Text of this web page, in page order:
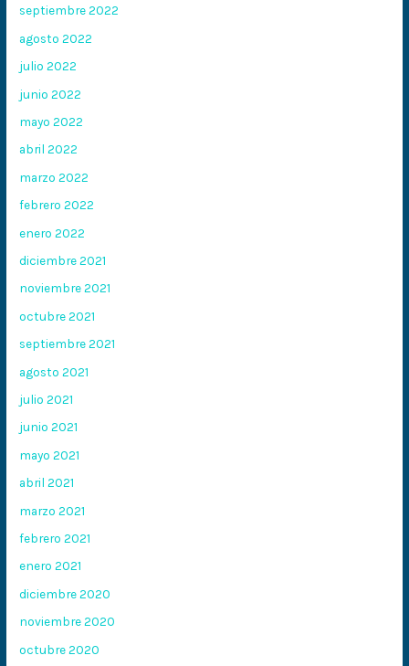
septiembre 2022
agosto 2022
julio 2022
junio 2022
mayo 2022
abril 2022
marzo 2022
febrero 2022
enero 2022
diciembre 2021
noviembre 2021
octubre 2021
septiembre 2021
agosto 2021
julio 2021
junio 2021
mayo 2021
abril 2021
marzo 2021
febrero 2021
enero 2021
diciembre 2020
noviembre 2020
octubre 2020